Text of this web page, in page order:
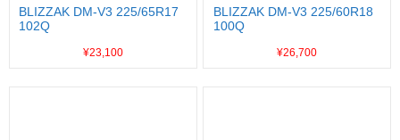
BLIZZAK DM-V3 225/65R17
102Q
¥23,100
BLIZZAK DM-V3 225/60R18
100Q
¥26,700